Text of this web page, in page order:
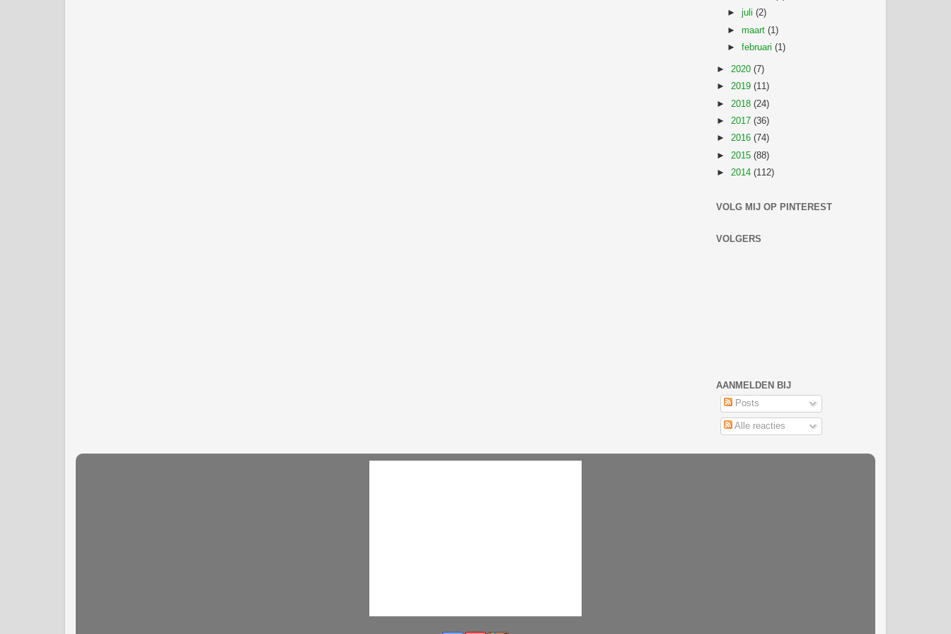
►juli(2)
►maart(1)
►februari(1)
► 2020 (7)
► 2019 (11)
► 2018 (24)
► 2017 (36)
► 2016 (74)
► 2015 (88)
► 2014 (112)
VOLG MIJ OP PINTEREST
VOLGERS
AANMELDEN BIJ
Posts
Alle reacties